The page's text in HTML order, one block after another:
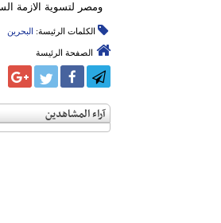
ومصر لتسوية الازمة
الكلمات الرئيسة: البحرین
الصفحة الرئيسة
آراء المشاهدين